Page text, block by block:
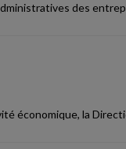
des
économique, la